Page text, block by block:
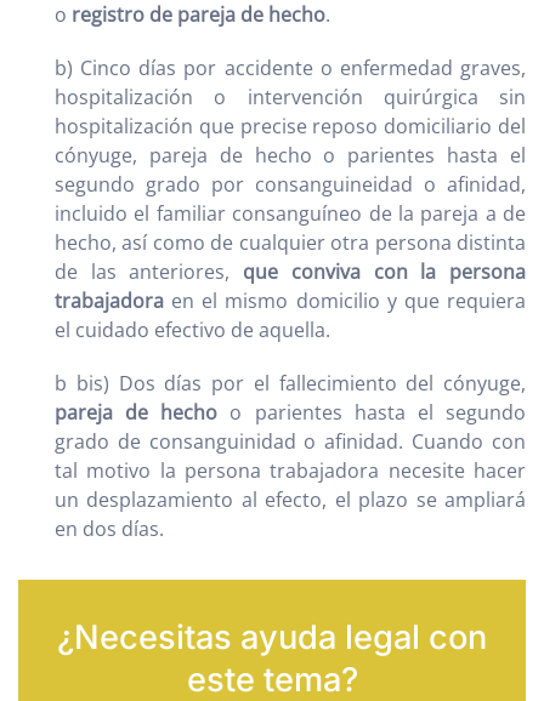
o registro de pareja de hecho.
b) Cinco días por accidente o enfermedad graves,
hospitalización o intervención quirúrgica sin
hospitalización que precise reposo domiciliario del
cónyuge, pareja de hecho o parientes hasta el
segundo grado por consanguineidad o afinidad,
incluido el familiar consanguíneo de la pareja a de
hecho, así como de cualquier otra persona distinta
de las anteriores, que conviva con la persona
trabajadora en el mismo domicilio y que requiera
el cuidado efectivo de aquella.
b bis) Dos días por el fallecimiento del cónyuge,
pareja de hecho o parientes hasta el segundo
grado de consanguinidad o afinidad. Cuando con
tal motivo la persona trabajadora necesite hacer
un desplazamiento al efecto, el plazo se ampliará
en dos días.
¿Necesitas ayuda legal con
este tema?